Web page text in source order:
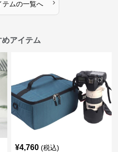
テムの一覧へ ›
アイテム
¥4,760 (税込)